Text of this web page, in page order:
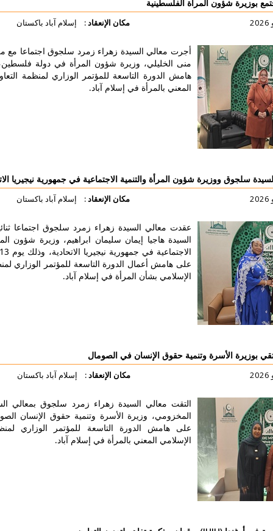
إسلام آباد باكستان
أجرت معالي السيدة زهراء زمرد سلجوق اجتماعا مع معالي السيدة
منى الخليلي، وزيرة شؤون المرأة في دولة فلسطين، وذلك على
هامش الدورة التاسعة للمؤتمر الوزاري لمنظمة التعاون الإسلامي
المعني بالمرأة في إسلام آباد.
والتنمية الاجتماعية في جمهورية نيجيريا الاتحادية
إسلام آباد باكستان
عقدت معالي السيدة زهراء زمرد سلجوق اجتماعا ثنائيا مع معالي
السيدة هاجيا إيمان سليمان ابراهيم، وزيرة شؤون المرأة والتنمية
الاجتماعية في جمهورية نيجيريا الاتحادية، وذلك يوم 13 يوليو 2026
على هامش أعمال الدورة التاسعة للمؤتمر الوزاري لمنظمة التعاون
الإسلامي بشأن المرأة في إسلام آباد.
حقوق الإنسان في الصومال
إسلام آباد باكستان
التقت معالي السيدة زهراء زمرد سلجوق بمعالي السيدة خديجة
المخزومي، وزيرة الأسرة وتنمية حقوق الإنسان الصومالية، وذلك
على هامش الدورة التاسعة للمؤتمر الوزاري لمنظمة التعاون
الإسلامي المعني بالمرأة في إسلام آباد.